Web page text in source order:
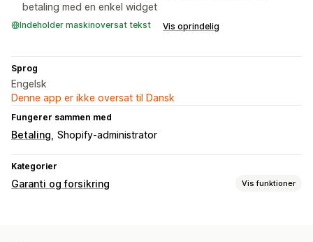
betaling med en enkel widget
Indeholder maskinoversat tekst Vis oprindelig
Sprog
Engelsk
Denne app er ikke oversat til Dansk
Fungerer sammen med
Betaling Shopify-administrator
Kategorier
Garanti og forsikring Vis funktioner